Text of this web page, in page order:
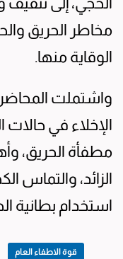
مخاطر الحريق
الوقاية منها.
واشتملت
الإخلاء في
مطفأة الحريق،
الزائد، والتماس
استخدام بطانية
قوة الاطفاء العام